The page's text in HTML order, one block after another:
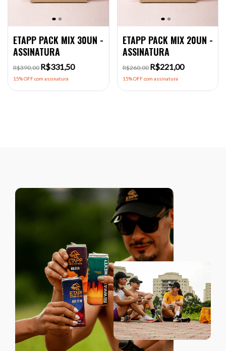
ETAPP PACK MIX 30UN -
ASSINATURA
R$390,00 R$331,50
15% OFFcom assinatura
ETAPP PACK MIX 20UN -
ASSINATURA
R$260,00 R$221,00
15% OFFcom assinatura